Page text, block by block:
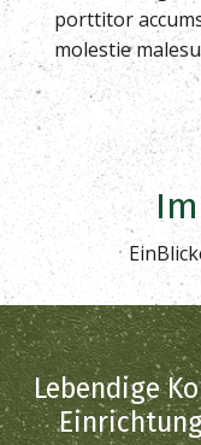
porttitor
molestie
Lebendige